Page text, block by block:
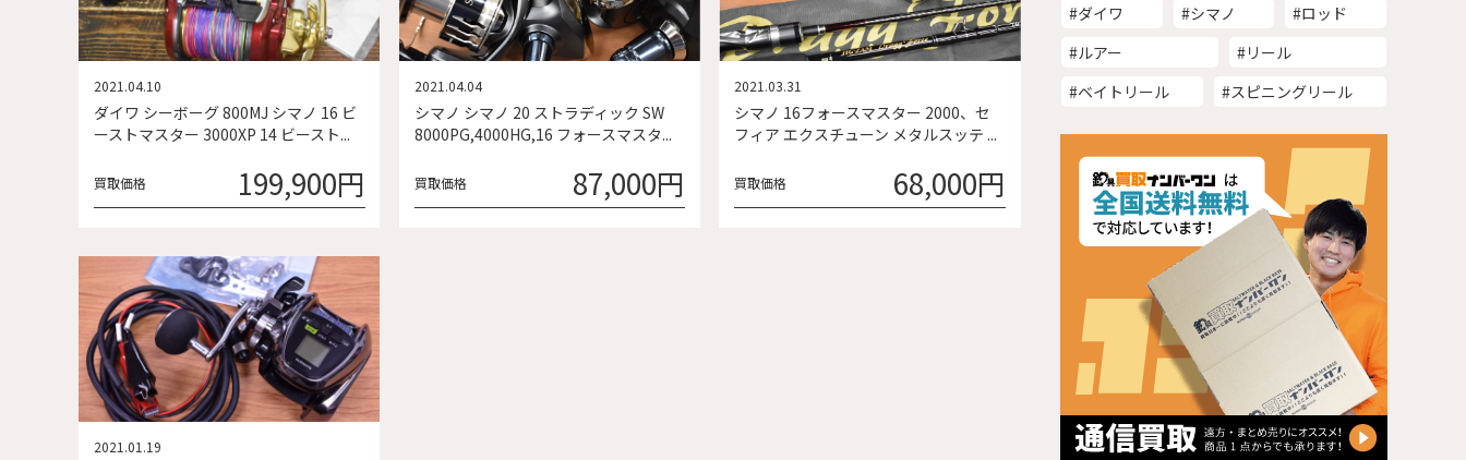
ダイワ シーボーグ 800MJ シマノ 16 ビ
ーストマスター 3000XP 14 ビースト...
2021.04.10
買取価格 199,900円
シマノ シマノ 20 ストラディック SW
8000PG,4000HG,16 フォースマスタ...
2021.04.04
買取価格 87,000円
シマノ 16フォースマスター 2000、セ
フィア エクスチューン メタルスッテ ...
2021.03.31
買取価格 68,000円
2021.01.19
#ダイワ #シマノ
#ロッド
#ルアー
#リール
#ベイトリール
#スピニングリール